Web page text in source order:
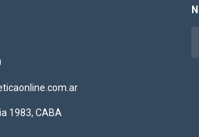
1983, CABA